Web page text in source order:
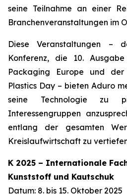
seine Teilnahme an einer
Branchenveranstaltungen im
Diese Veranstaltungen –
Konferenz, die 10.
Packaging Europe und
Plastics Day – bieten Aduro
seine Technologie zu
Interessengruppen
entlang der gesamten
Kreislaufwirtschaft zu
K 2025 – Internationale
Kunststoff und Kautschuk
Datum: 8. bis 15. Oktober 2025